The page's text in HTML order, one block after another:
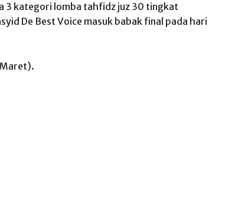
3 kategori lomba tahfidz juz 30 tingkat
De Best Voice masuk babak final pada hari